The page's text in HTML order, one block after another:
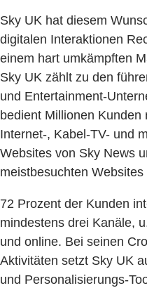
Sky UK hat diesem
digitalen Interaktionen
einem hart umkämpften
Sky UK zählt zu den
und Entertainment-
bedient Millionen
Internet-, Kabel-TV- und
Websites von Sky News
meistbesuchten
72 Prozent der Kunden
mindestens drei Kanäle,
und online. Bei seinen
Aktivitäten setzt Sky UK
und Personalisierungs-